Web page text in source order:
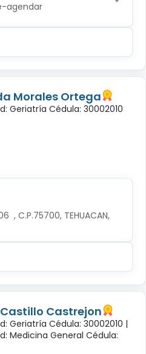
agendar
Morales Ortega
Geriatría Cédula: 30002010
, C.P.75700, TEHUACAN,
Castillo Castrejon
Geriatría Cédula: 30002010 |
Medicina General Cédula: